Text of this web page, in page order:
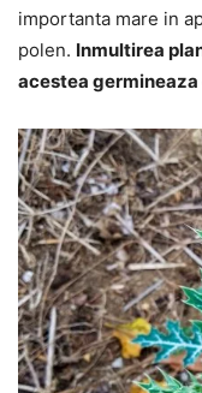
importanta mare in
polen. Inmultirea
acestea